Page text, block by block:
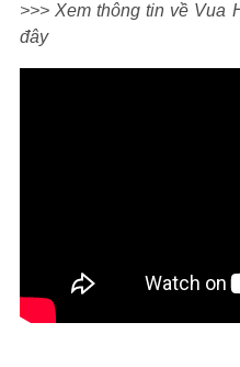
>>> Xem thông tin về Vua
đây